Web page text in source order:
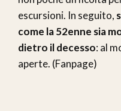
escursioni. In seguito,
come la 52enne sia
dietro il decesso: al
aperte. (Fanpage)